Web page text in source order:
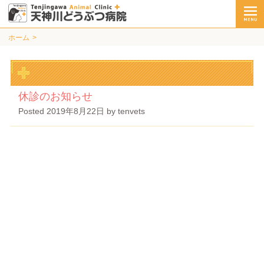
ホーム
休診のお知らせ
Posted 2019年8月22日 by tenvets